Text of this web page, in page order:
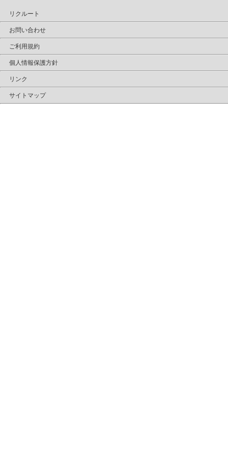
リクルート
お問い合わせ
ご利用規約
個人情報保護方針
リンク
サイトマップ